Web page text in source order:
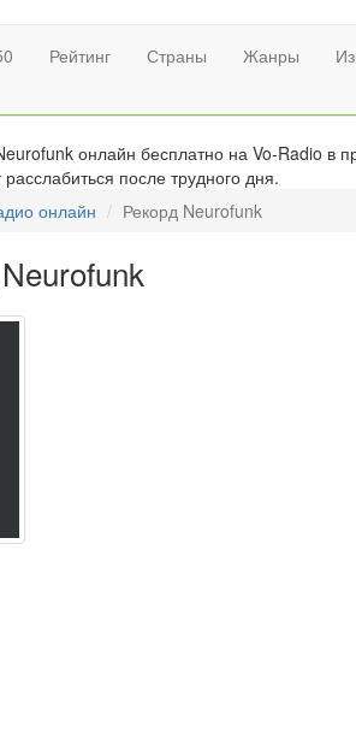
Рейтинг Страны Жанры
онлайн бесплатно на Vo-Radio в
после трудного дня.
онлайн Рекорд Neurofunk